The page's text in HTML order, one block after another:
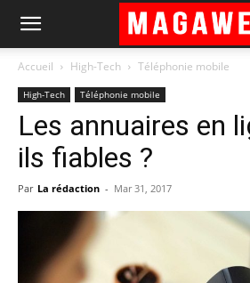
Accueil High-Tech Téléphonie mobile
High-Tech Téléphonie mobile
Les annuaires en
ils fiables ?
Par La rédaction - Mar 31, 2017